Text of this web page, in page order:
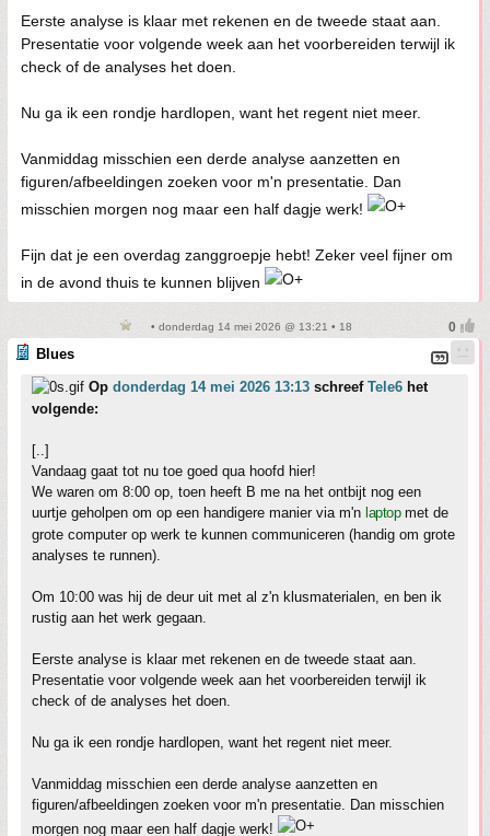
Eerste analyse is klaar met rekenen en de tweede staat aan.
Presentatie voor volgende week aan het voorbereiden terwijl ik
check of de analyses het doen.
Nu ga ik een rondje hardlopen, want het regent niet meer.
Vanmiddag misschien een derde analyse aanzetten en
figuren/afbeeldingen zoeken voor m'n presentatie. Dan
misschien morgen nog maar een half dagje werk!
Fijn dat je een overdag zanggroepje hebt! Zeker veel fijner om
in de avond thuis te kunnen blijven
• donderdag 14 mei 2026 @ 13:21 • 18
Blues
Op donderdag 14 mei 2026 13:13 schreef Tele6 het
volgende:
[..]
Vandaag gaat tot nu toe goed qua hoofd hier!
We waren om 8:00 op, toen heeft B me na het ontbijt nog een
uurtje geholpen om op een handigere manier via m'n laptopmet de
grote computer op werk te kunnen communiceren (handig om grote
analyses te runnen).
Om 10:00 was hij de deur uit met al z'n klusmaterialen, en ben ik
rustig aan het werk gegaan.
Eerste analyse is klaar met rekenen en de tweede staat aan.
Presentatie voor volgende week aan het voorbereiden terwijl ik
check of de analyses het doen.
Nu ga ik een rondje hardlopen, want het regent niet meer.
Vanmiddag misschien een derde analyse aanzetten en
figuren/afbeeldingen zoeken voor m'n presentatie. Dan misschien
morgen nog maar een half dagje werk!